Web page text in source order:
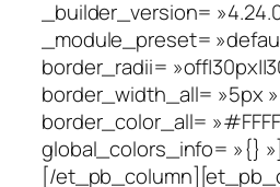
_builder_version=
_module_preset=
border_radii=
border_width_all= »5px »
border_color_all=
global_colors_info= »{}
[/